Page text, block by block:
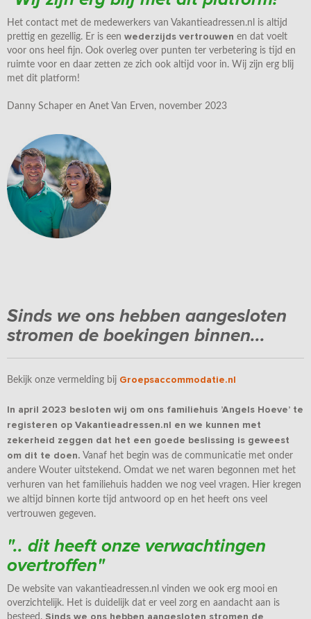
Het contact met de medewerkers van Vakantieadressen.nl is altijd
prettig en gezellig. Er is een wederzijds vertrouwen en dat voelt
voor ons heel fijn. Ook overleg over punten ter verbetering is tijd en
ruimte voor en daar zetten ze zich ook altijd voor in. Wij zijn erg blij
met dit platform!
Danny Schaper en Anet Van Erven, november 2023
Sinds we ons hebben aangesloten
stromen de boekingen binnen...
Bekijk onze vermelding bij Groepsaccommodatie.nl
In april 2023 besloten wij om ons familiehuis ’Angels Hoeve’ te
registeren op Vakantieadressen.nl en we kunnen met
zekerheid zeggen dat het een goede beslissing is geweest
om dit te doen. Vanaf het begin was de communicatie met onder
andere Wouter uitstekend. Omdat we net waren begonnen met het
verhuren van het familiehuis hadden we nog veel vragen. Hier kregen
we altijd binnen korte tijd antwoord op en het heeft ons veel
vertrouwen gegeven.
".. dit heeft onze verwachtingen
overtroffen"
De website van vakantieadressen.nl vinden we ook erg mooi en
overzichtelijk. Het is duidelijk dat er veel zorg en aandacht aan is
besteed. Sinds we ons hebben aangesloten stromen de